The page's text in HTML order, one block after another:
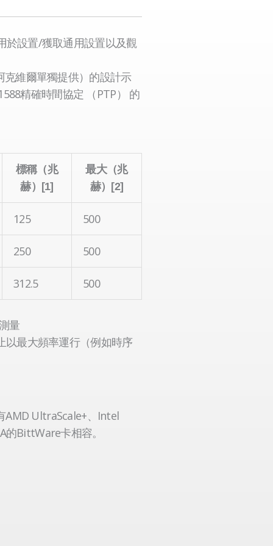
於設置/獲取通用設置以及觀
克維爾單獨提供）的設計示
精確時間協定 （PTP） 的
標稱（兆
赫）[1]
最大（兆
赫）[2]
125 500
250 500
312.5 500
量
以最大頻率運行（例如時序
AMD UltraScale+、Intel
BittWare卡相容。